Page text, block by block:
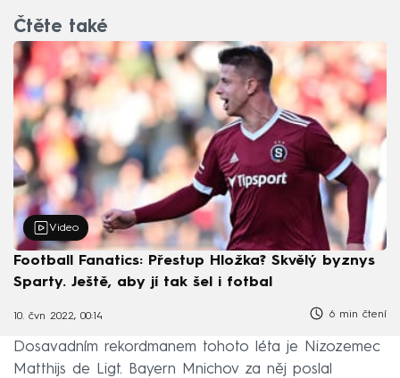
Čtěte také
Video
Football Fanatics: Přestup Hložka? Skvělý byznys
Sparty. Ještě, aby jí tak šel i fotbal
10. čvn 2022, 00:14 6 min čtení
Dosavadním rekordmanem tohoto léta je Nizozemec
Matthijs de Ligt. Bayern Mnichov za něj poslal